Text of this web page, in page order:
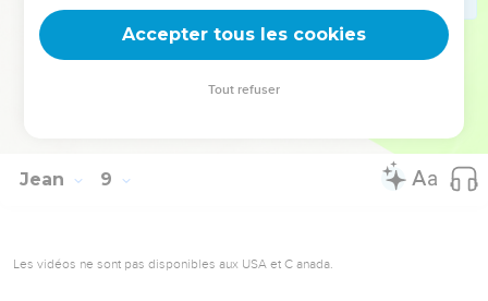
Jésus leur dit : « En vérité, en vérité, je vous le dis, avant
qu'Abraham soit né, je suis. »
Là-dessus, ils prirent des pierres pour les jeter contre lui,
Jean 9
Les vidéos ne sont pas disponibles aux USA et C anada.
Accepter tous les cookies
Tout refuser